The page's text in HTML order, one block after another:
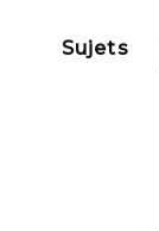
Sujets